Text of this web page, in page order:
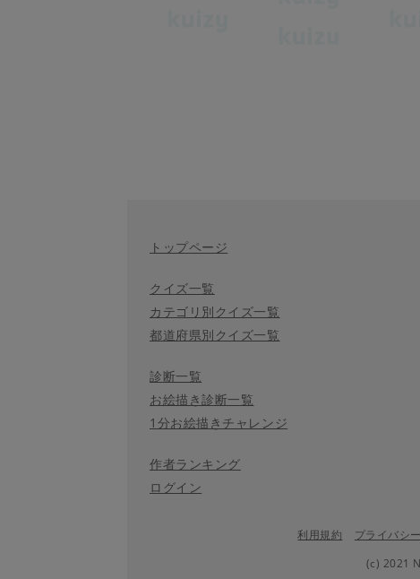
トップページ
クイズ一覧
カテゴリ別クイズ一覧
都道府県別クイズ一覧
診断一覧
お絵描き診断一覧
1分お絵描きチャレンジ
作者ランキング
ログイン
利用規約 プライバシ
(c) 2021